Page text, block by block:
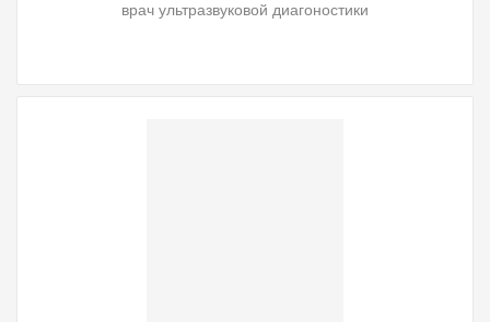
врач ультразвуковой диагоностики